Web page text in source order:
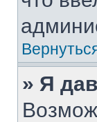
» Я